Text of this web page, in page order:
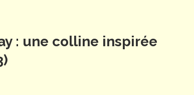
: une colline inspirée